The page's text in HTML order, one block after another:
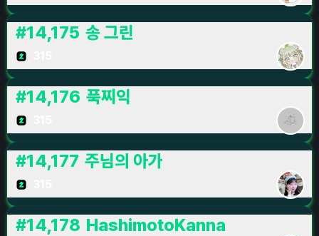
#14,175 송 그린
#14,176 푹찌익
#14,177 주님의 아가
#14,178 HashimotoKanna